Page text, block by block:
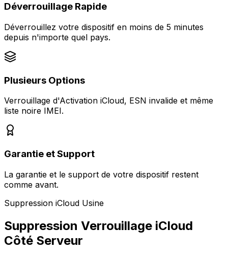
Déverrouillage Rapide
Déverrouillez votre dispositif en moins de 5 minutes
depuis n'importe quel pays.
Plusieurs Options
Verrouillage d'Activation iCloud, ESN invalide et même
liste noire IMEI.
Garantie et Support
La garantie et le support de votre dispositif restent
comme avant.
Suppression iCloud Usine
Suppression Verrouillage iCloud
Côté Serveur